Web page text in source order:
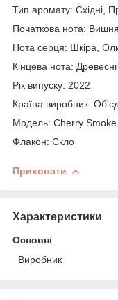
Тип аромату: Східні,
Початкова нота:
Нота серця: Шкіра,
Кінцева нота:
Рік випуску: 2022
Країна виробник:
Модель: Cherry Smoke
Флакон: Скло
Приховати
Характеристики
Основні
Виробник